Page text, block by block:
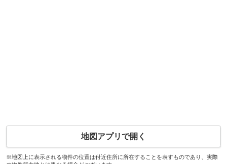
地図アプリで開く
※地図上に表示される物件の位置は付近住所に所在することを表すものであり、実際